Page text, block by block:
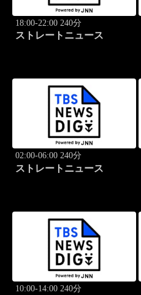
18:00-22:00 240分
ストレートニュース
02:00-06:00 240分
ストレートニュース
10:00-14:00 240分